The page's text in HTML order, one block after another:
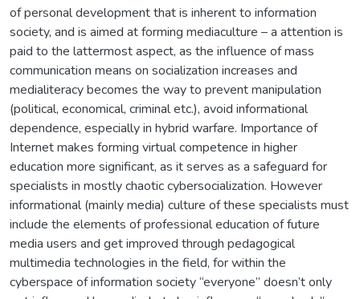
of personal development that is inherent to information
society, and is aimed at forming mediaculture – a attention is
paid to the lattermost aspect, as the influence of mass
communication means on socialization increases and
medialiteracy becomes the way to prevent manipulation
(political, economical, criminal etc.), avoid informational
dependence, especially in hybrid warfare. Importance of
Internet makes forming virtual competence in higher
education more significant, as it serves as a safeguard for
specialists in mostly chaotic cybersocialization. However
informational (mainly media) culture of these specialists must
include the elements of professional education of future
media users and get improved through pedagogical
multimedia technologies in the field, for within the
cyberspace of information society “everyone” doesn’t only